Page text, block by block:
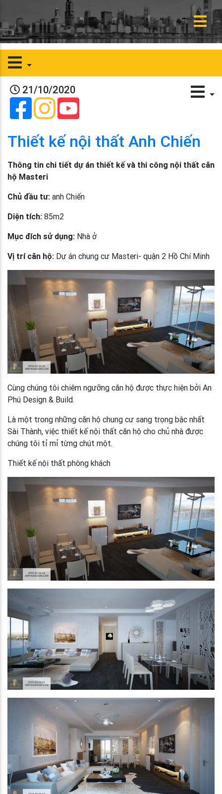
21/10/2020
Thiết kế nội thất Anh Chiến
Thông tin chi tiết dự án thiết kế và thi công nội thất căn
hộ Masteri
Chủ đầu tư: anh Chiến
Diện tích: 85m2
Mục đích sử dụng: Nhà ở
Vị trí căn hộ: Dự án chung cư Masteri- quận 2 Hồ Chí Minh
Cùng chúng tôi chiêm ngưỡng căn hộ được thực hiện bởi An
Phú Design & Build.
Là một trong những căn hộ chung cư sang trọng bậc nhất
Sài Thành, việc thiết kế nội thất căn hộ cho chủ nhà được
chúng tôi tỉ mỉ từng chút một.
Thiết kế nội thất phòng khách